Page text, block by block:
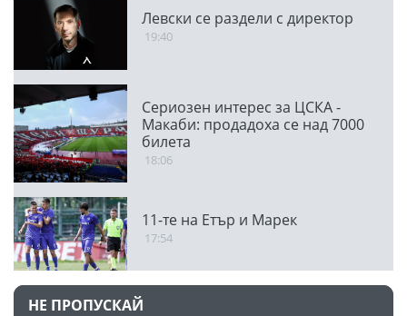
Левски се раздели с директор
19:40
Сериозен интерес за ЦСКА -
Макаби: продадоха се над 7000
билета
18:06
11-те на Етър и Марек
17:54
НЕ ПРОПУСКАЙ